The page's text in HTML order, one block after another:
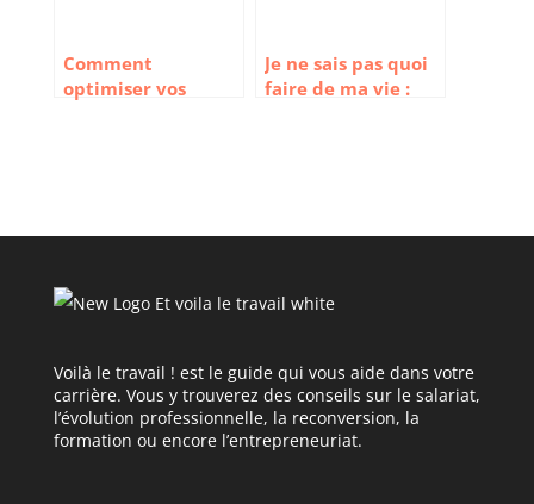
Comment
optimiser vos
Je ne sais pas quoi
faire de ma vie :
Voilà le travail ! est le guide qui vous aide dans votre
carrière. Vous y trouverez des conseils sur le salariat,
l’évolution professionnelle, la reconversion, la
formation ou encore l’entrepreneuriat.